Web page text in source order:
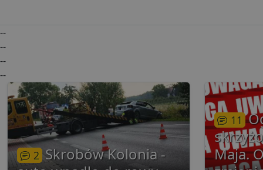
--
--
--
--
2 Skrobów Kolonia -
11
Maja.